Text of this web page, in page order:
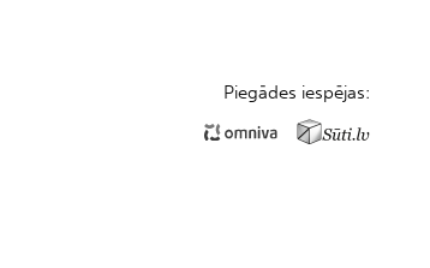
Piegādes iespējas: